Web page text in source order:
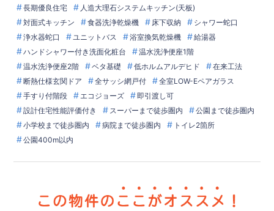
長期優良住宅
人造大理石システムキッチン(天板)
対面式キッチン
食器洗浄乾燥機 床下収納
シャワー蛇口
浄水器蛇口
ユニットバス 浴室換気乾燥機
給湯器
ハンドシャワー付き洗面化粧台
温水洗浄便座1階
温水洗浄便座2階
ベタ基礎 低ホルムアルデヒド
在来工法
断熱仕様玄関ドア
全サッシ網戸付
全室LOW-Eペアガラス
手すり付階段
エコジョーズ
即引渡し可
設計住宅性能評価付き
スーパーまで徒歩圏内
公園まで徒歩圏内
小学校まで徒歩圏内
病院まで徒歩圏内
トイレ2箇所
公園400m以内